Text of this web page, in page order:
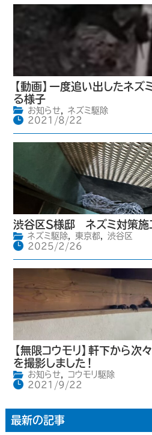
【動画】一度追い出したネ
る様子
お知らせ,
ネズミ駆除
2021/8/22
渋谷区S様邸 ネズミ対策施
ネズミ駆除, 東京都,
渋谷区
2025/2/26
【無限コウモリ】軒下から次
を撮影しました！
お知らせ,
コウモリ駆除
2021/9/22
最新の記事